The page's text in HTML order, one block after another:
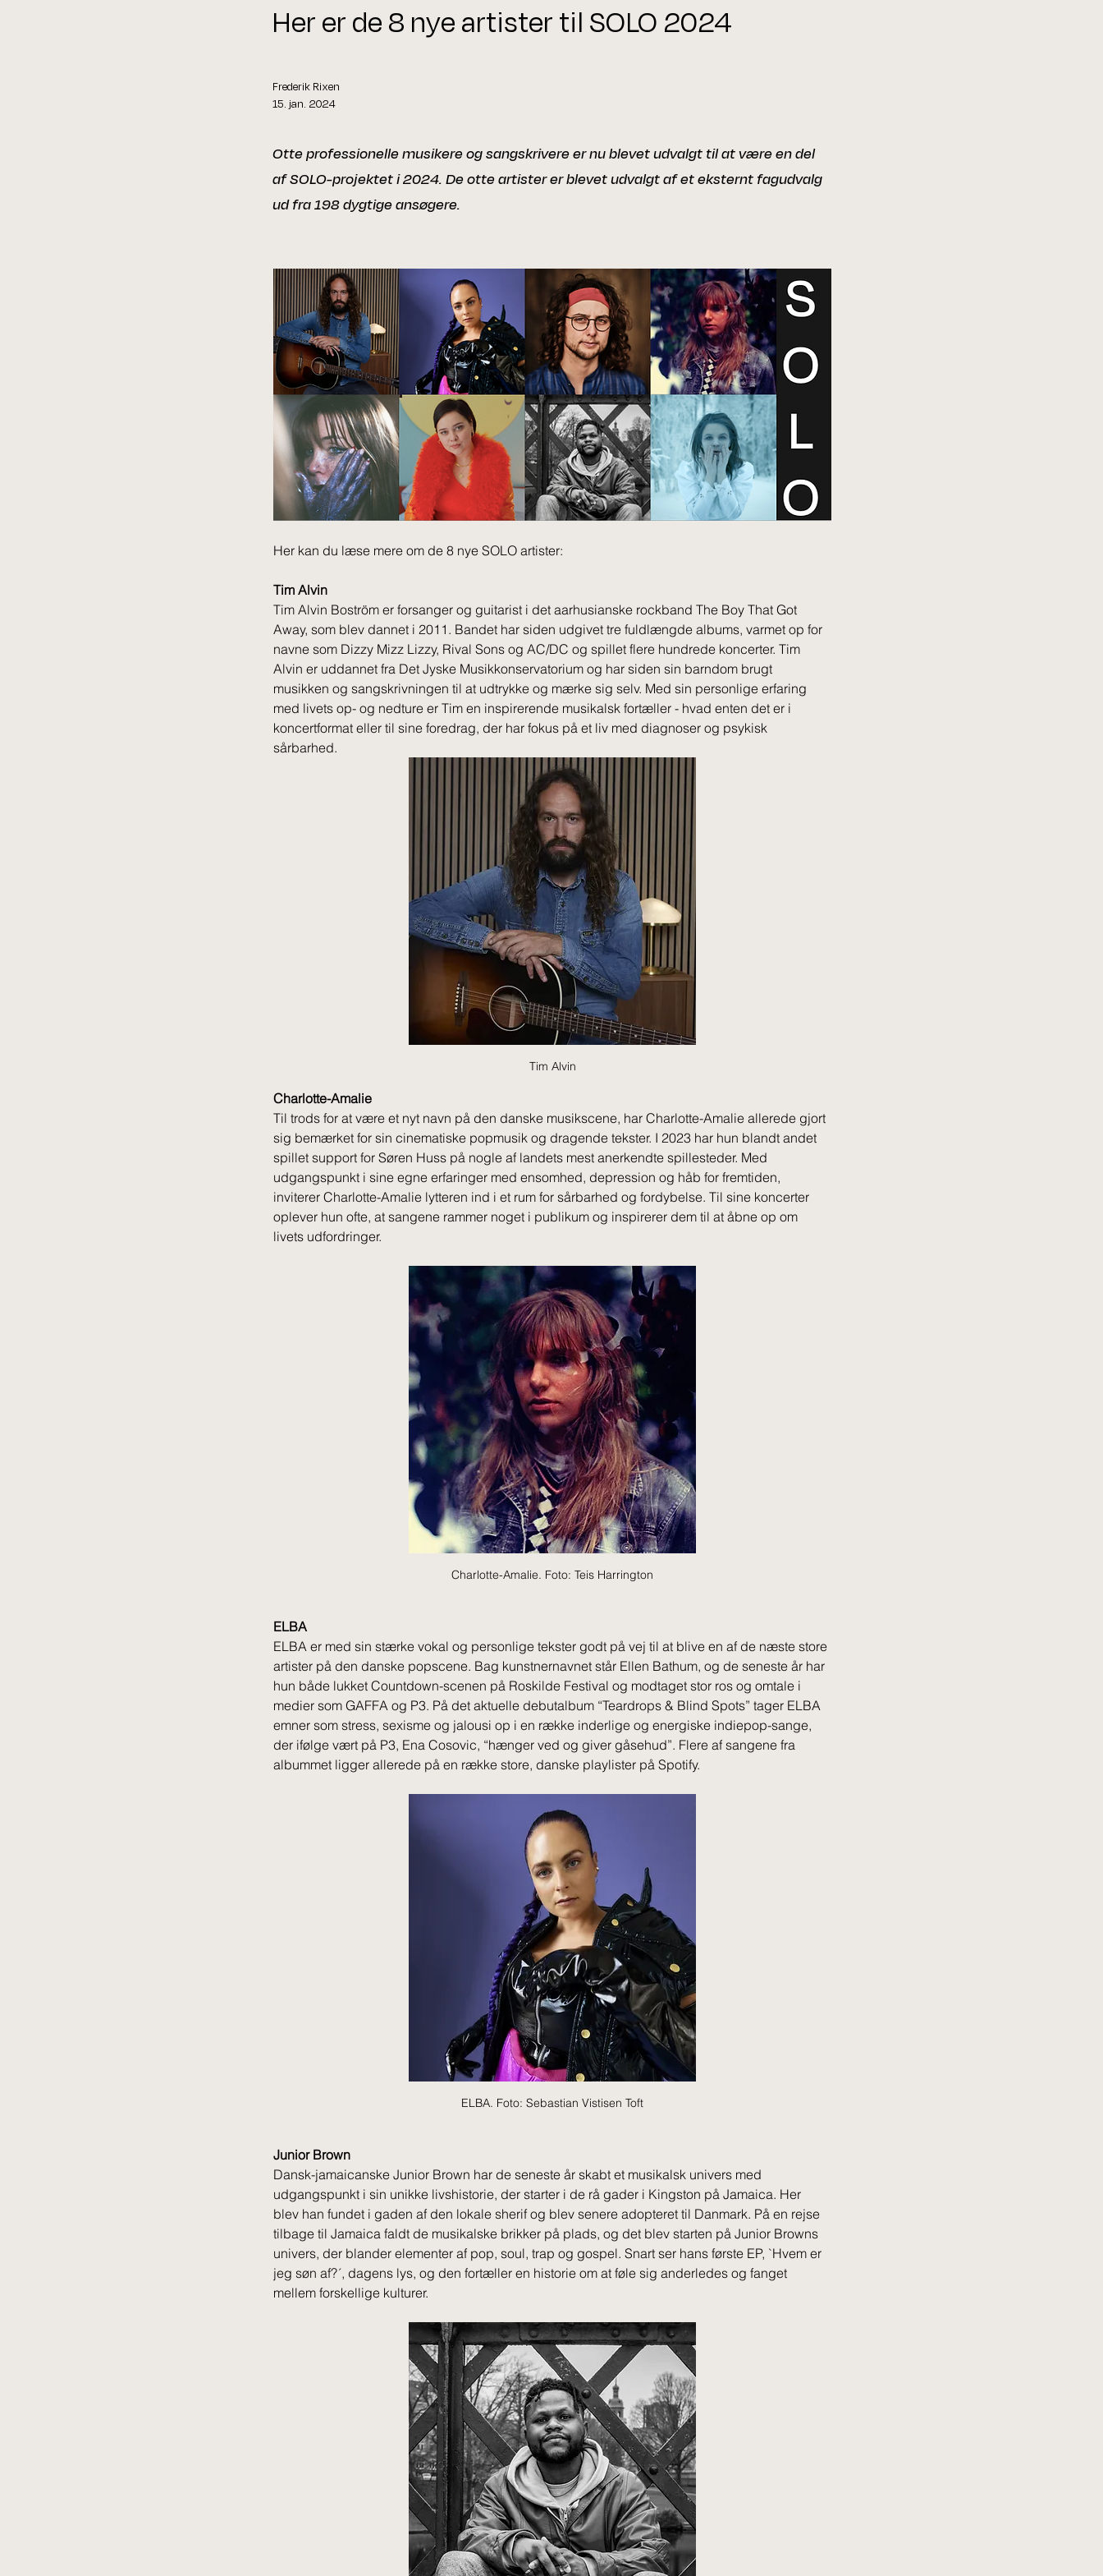
Her er de 8 nye artister til SOLO 2024
Frederik Rixen
15. jan. 2024
Otte professionelle musikere og sangskrivere er nu blevet udvalgt til at være en del
af SOLO-projektet i 2024. De otte artister er blevet udvalgt af et eksternt fagudvalg
ud fra 198 dygtige ansøgere.
Her kan du læse mere om de 8 nye SOLO artister:
Tim Alvin
Tim Alvin Boström er forsanger og guitarist i det aarhusianske rockband The Boy That Got
Away, som blev dannet i 2011. Bandet har siden udgivet tre fuldlængde albums, varmet op for
navne som Dizzy Mizz Lizzy, Rival Sons og AC/DC og spillet flere hundrede koncerter. Tim
Alvin er uddannet fra Det Jyske Musikkonservatorium og har siden sin barndom brugt
musikken og sangskrivningen til at udtrykke og mærke sig selv. Med sin personlige erfaring
med livets op- og nedture er Tim en inspirerende musikalsk fortæller - hvad enten det er i
koncertformat eller til sine foredrag, der har fokus på et liv med diagnoser og psykisk
sårbarhed.
Tim Alvin
Charlotte-Amalie
Til trods for at være et nyt navn på den danske musikscene, har Charlotte-Amalie allerede gjort
sig bemærket for sin cinematiske popmusik og dragende tekster. I 2023 har hun blandt andet
spillet support for Søren Huss på nogle af landets mest anerkendte spillesteder. Med
udgangspunkt i sine egne erfaringer med ensomhed, depression og håb for fremtiden,
inviterer Charlotte-Amalie lytteren ind i et rum for sårbarhed og fordybelse. Til sine koncerter
oplever hun ofte, at sangene rammer noget i publikum og inspirerer dem til at åbne op om
livets udfordringer.
Charlotte-Amalie. Foto: Teis Harrington
ELBA
ELBA er med sin stærke vokal og personlige tekster godt på vej til at blive en af de næste store
artister på den danske popscene. Bag kunstnernavnet står Ellen Bathum, og de seneste år har
hun både lukket Countdown-scenen på Roskilde Festival og modtaget stor ros og omtale i
medier som GAFFA og P3. På det aktuelle debutalbum “Teardrops & Blind Spots” tager ELBA
emner som stress, sexisme og jalousi op i en række inderlige og energiske indiepop-sange,
der ifølge vært på P3, Ena Cosovic, “hænger ved og giver gåsehud”. Flere af sangene fra
albummet ligger allerede på en række store, danske playlister på Spotify.
ELBA. Foto: Sebastian Vistisen Toft
Junior Brown
Dansk-jamaicanske Junior Brown har de seneste år skabt et musikalsk univers med
udgangspunkt i sin unikke livshistorie, der starter i de rå gader i Kingston på Jamaica. Her
blev han fundet i gaden af den lokale sherif og blev senere adopteret til Danmark. På en rejse
tilbage til Jamaica faldt de musikalske brikker på plads, og det blev starten på Junior Browns
univers, der blander elementer af pop, soul, trap og gospel. Snart ser hans første EP, `Hvem er
jeg søn af?´, dagens lys, og den fortæller en historie om at føle sig anderledes og fanget
mellem forskellige kulturer.